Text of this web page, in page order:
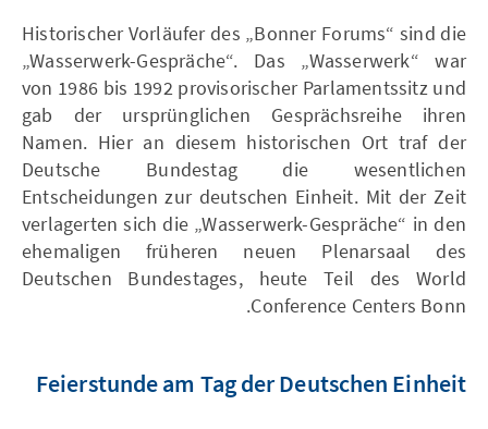
Historischer Vorläufer des „Bonner Forums“ sind die
„Wasserwerk-Gespräche“. Das „Wasserwerk“ war
von 1986 bis 1992 provisorischer Parlamentssitz und
gab der ursprünglichen Gesprächsreihe ihren
Namen. Hier an diesem historischen Ort traf der
Deutsche Bundestag die wesentlichen
Entscheidungen zur deutschen Einheit. Mit der Zeit
verlagerten sich die „Wasserwerk-Gespräche“ in den
ehemaligen früheren neuen Plenarsaal des
Deutschen Bundestages, heute Teil des World
Conference Centers Bonn.
Feierstunde am Tag der Deutschen Einheit